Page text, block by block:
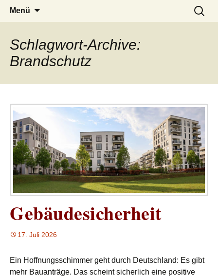
LUCKX
– das Magazin
Menü
Suchen
nach:
Schlagwort-Archive:
Brandschutz
Gebäudesicherheit
17. Juli 2026
Ein Hoffnungsschimmer geht durch Deutschland: Es gibt
mehr Bauanträge. Das scheint sicherlich eine positive